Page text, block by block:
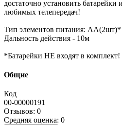
достаточно установить
любимых телепередач!
Тип элементов питания: АА(2шт)*
Дальность действия - 10м
*Батарейки НЕ входят в комплект!
Общие
Код
00-00000191
Отзывов: 0
Средняя оценка: 0